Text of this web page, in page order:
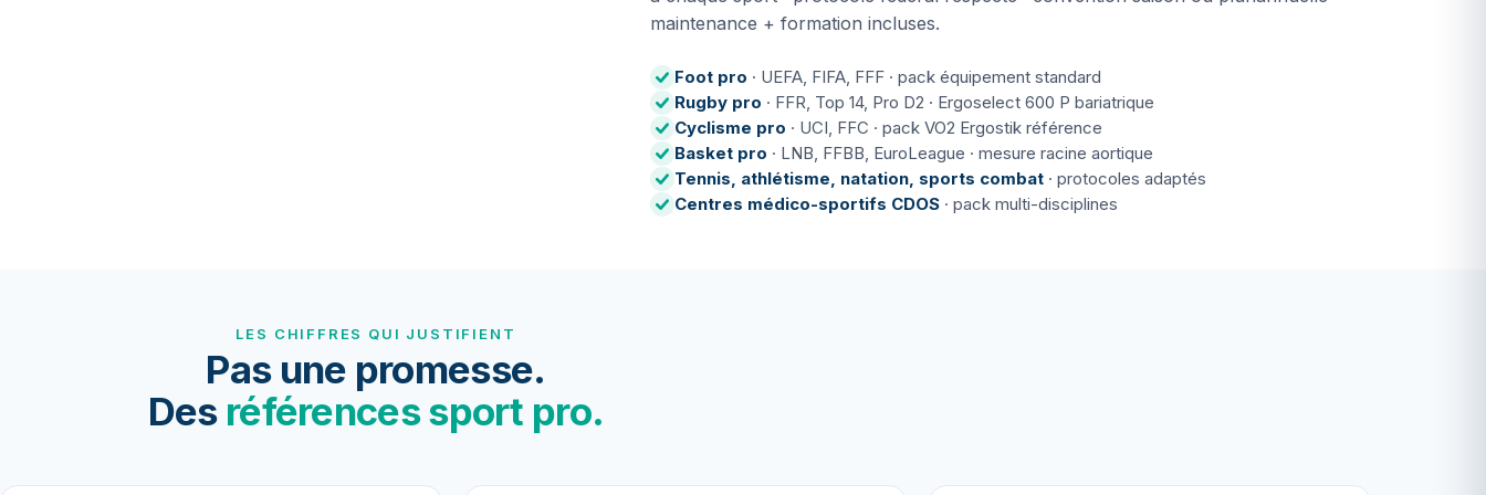
maintenance + formation incluses.
Foot pro · UEFA, FIFA, FFF · pack équipement standard
Rugby pro · FFR, Top 14, Pro D2 · Ergoselect 600 P bariatrique
Cyclisme pro · UCI, FFC · pack VO2 Ergostik référence
Basket pro · LNB, FFBB, EuroLeague · mesure racine aortique
Tennis, athlétisme, natation, sports combat· protocoles adaptés
Centres médico-sportifs CDOS· pack multi-disciplines
LES CHIFFRES QUI JUSTIFIENT
Pas une promesse.
Des références sport pro.